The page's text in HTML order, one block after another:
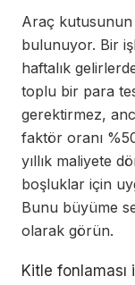
Araç kutusunun
bulunuyor. Bir
haftalık
toplu bir para
gerektirmez,
faktör oranı
yıllık maliyete
boşluklar için
Bunu büyüme
olarak görün.
Kitle fonlaması